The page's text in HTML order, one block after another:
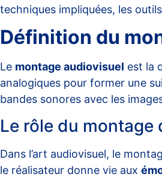
techniques impliquées, les
Définition du
Le montage audiovisuel est la
analogiques pour former une
bandes sonores avec les
Le rôle du montage
Dans l’art audiovisuel, le
le réalisateur donne vie aux